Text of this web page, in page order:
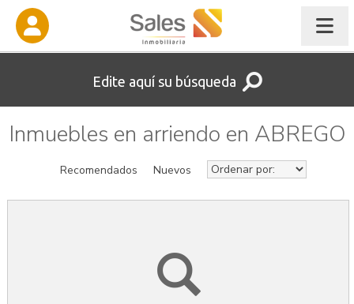
Edite aquí su búsqueda
Inmuebles en arriendo en ABREGO
Recomendados Nuevos